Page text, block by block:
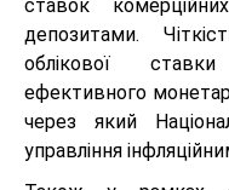
ставок
депозитами.
облікової
ефективного
через який
управління